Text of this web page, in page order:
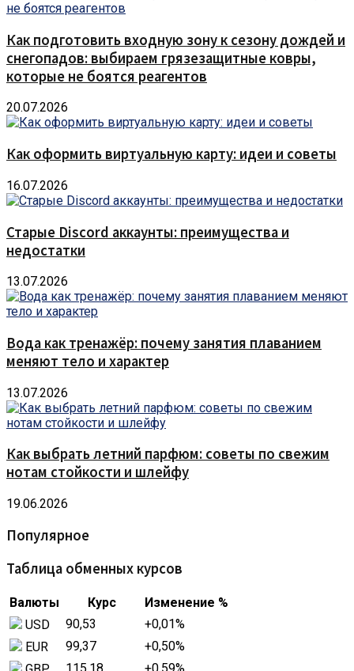
Как подготовить входную зону к сезону дождей и
снегопадов: выбираем грязезащитные ковры,
которые не боятся реагентов
20.07.2026
Как оформить виртуальную карту: идеи и советы
16.07.2026
Старые Discord аккаунты: преимущества и
недостатки
13.07.2026
Вода как тренажёр: почему занятия плаванием
меняют тело и характер
13.07.2026
Как выбрать летний парфюм: советы по свежим
нотам стойкости и шлейфу
19.06.2026
Популярное
Таблица обменных курсов
Валюты Курс
Изменение %
USD
90,53 +0,01%
EUR
99,37 +0,50%